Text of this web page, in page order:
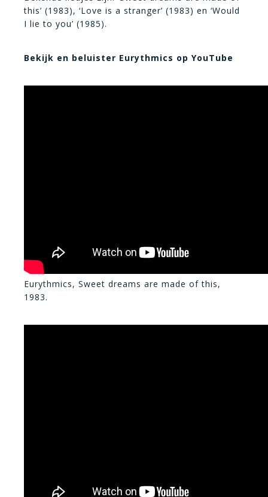
this’ (1983), ‘Love is a stranger’ (1983) en ‘Would
I lie to you’ (1985).
Bekijk en beluister Eurythmics op YouTube
Eurythmics, Sweet dreams are made of this,
1983.